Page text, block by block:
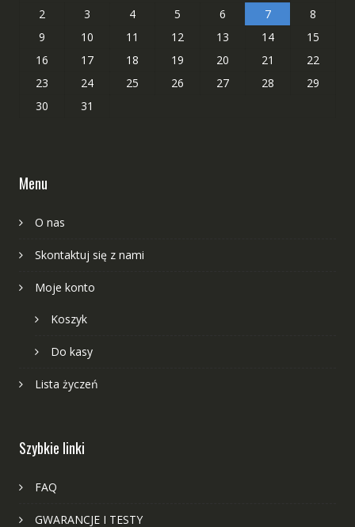
2
3 4 5 6 7
8
9
10 11 12 13 14
15
16
17 18 19 20 21
22
23
24 25 26 27 28
29
30
31
Menu
O nas
Skontaktuj się z nami
Moje konto
Koszyk
Do kasy
Lista życzeń
Szybkie linki
FAQ
GWARANCJE I TESTY